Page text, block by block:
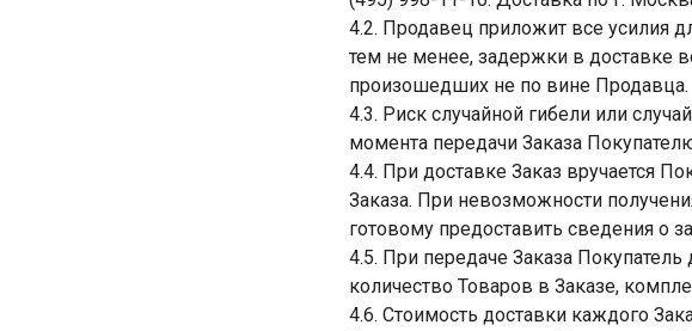
4.2. Продавец приложит все усилия
тем не менее, задержки в доставке
произошедших не по вине Продавца.
4.3. Риск случайной гибели или
момента передачи Заказа
4.4. При доставке Заказ вручается
Заказа. При невозможности
готовому предоставить сведения о
4.5. При передаче Заказа
количество Товаров в Заказе,
4.6. Стоимость доставки каждого